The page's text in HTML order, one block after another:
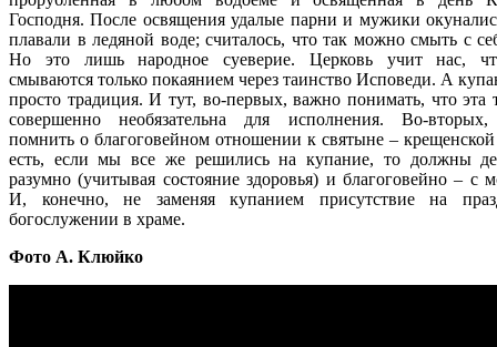
Господня. После освящения удалые парни и мужики
плавали в ледяной воде; считалось, что так можно смыть с
Но это лишь народное суеверие. Церковь учит нас,
смываются только покаянием через таинство Исповеди. А
просто традиция. И тут, во-первых, важно понимать, что эта
совершенно необязательна для исполнения. Во-вторых,
помнить о благоговейном отношении к святыне –
есть, если мы все же решились на купание, то должны
разумно (учитывая состояние здоровья) и благоговейно – с
И, конечно, не заменяя купанием присутствие на
богослужении в храме.
Фото А. Клюйко